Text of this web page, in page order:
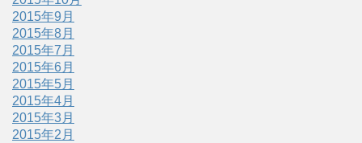
2015年9月
2015年8月
2015年7月
2015年6月
2015年5月
2015年4月
2015年3月
2015年2月